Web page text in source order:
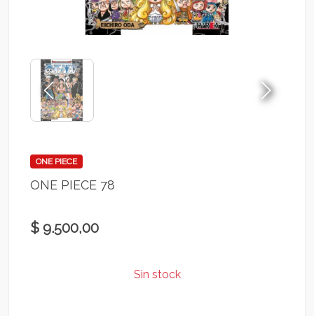
ONE PIECE
ONE PIECE 78
$ 9.500,00
Sin stock